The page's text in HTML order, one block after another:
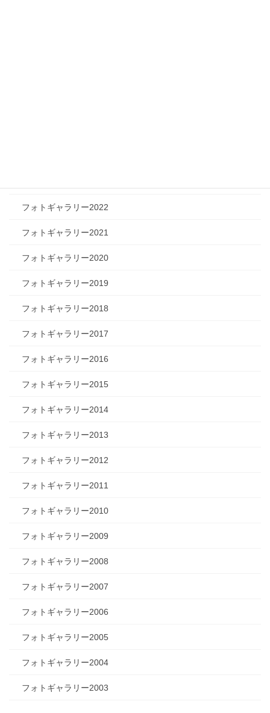
フォトギャラリー2022
フォトギャラリー2021
フォトギャラリー2020
フォトギャラリー2019
フォトギャラリー2018
フォトギャラリー2017
フォトギャラリー2016
フォトギャラリー2015
フォトギャラリー2014
フォトギャラリー2013
フォトギャラリー2012
フォトギャラリー2011
フォトギャラリー2010
フォトギャラリー2009
フォトギャラリー2008
フォトギャラリー2007
フォトギャラリー2006
フォトギャラリー2005
フォトギャラリー2004
フォトギャラリー2003